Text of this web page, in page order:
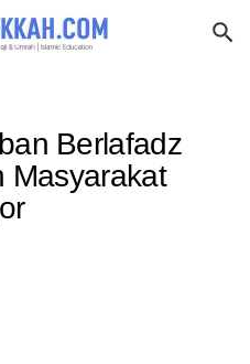
Berlafadz
Masyarakat